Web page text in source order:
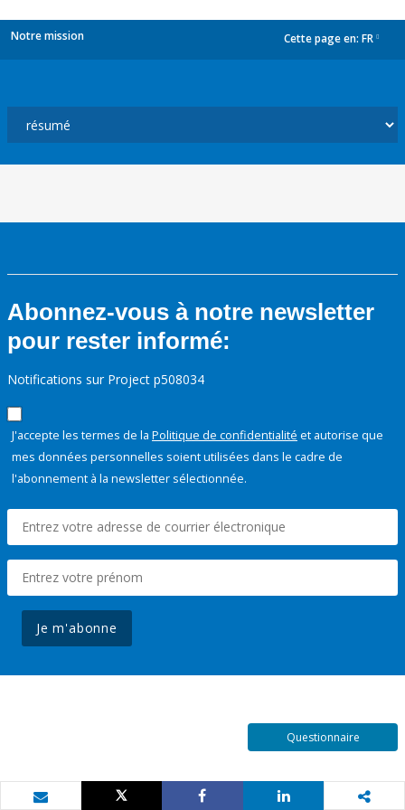
Notre mission Cette page en: FR
Abonnez-vous à notre newsletter
pour rester informé:
Notifications sur Project p508034
J'accepte les termes de la Politique de confidentialité et autorise que
mes données personnelles soient utilisées dans le cadre de
l'abonnement à la newsletter sélectionnée.
Je m'abonne
Questionnaire